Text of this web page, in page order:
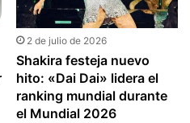
2 de julio de 2026
Shakira festeja nuevo
hito: «Dai Dai» lidera el
ranking mundial durante
el Mundial 2026